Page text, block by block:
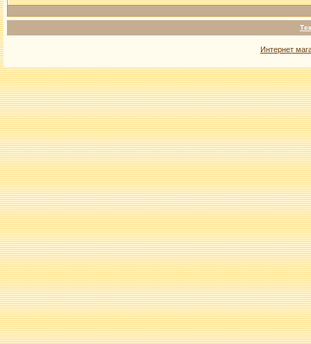
Интернет